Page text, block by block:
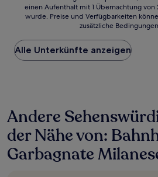
der
Preis
pro
Nacht,
24 Stunden
für
einen
Aufenthalt
mit
einen Aufenthalt mit 1 Übernachtung von
wurde. Preise und Verfügbarkeiten
zusätzliche
Alle Unterkünfte anzeigen
Andere
der Nähe von:
Garbagnate